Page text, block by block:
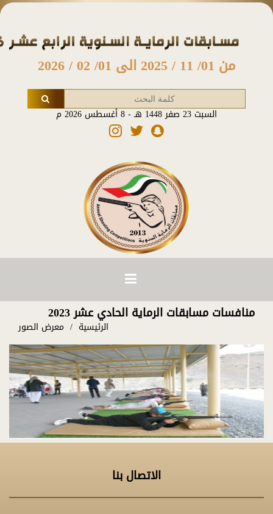
من 01/ 11 / 2025 الى 01/ 02 / 2026
السبت 23 صفر 1448 هـ - 8 أغسطس 2026 م
منافسات مسابقات الرماية الحادي عشر 2023
الرئيسية معرض الصور
الاتصال بنا